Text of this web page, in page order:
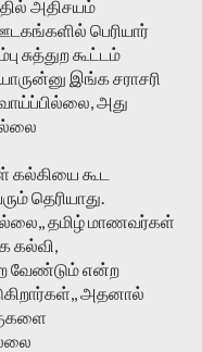
அதிசயம்
பெரியார்
சுத்துற கூட்டம்
இங்க சராசரி
அது
கூட
தெரியாது.
தமிழ் மாணவர்கள்
கல்வி,
வேண்டும் என்ற
அதனால்